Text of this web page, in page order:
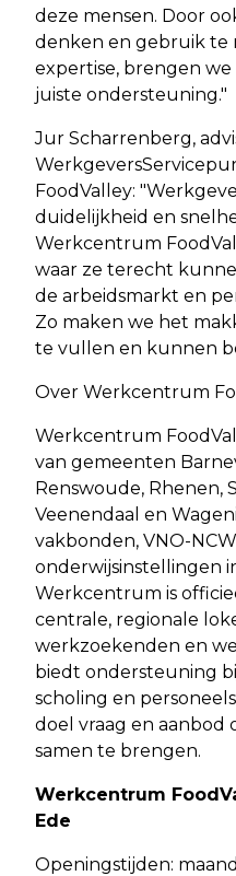
deze mensen. Door
denken en gebruik te
expertise, brengen
juiste ondersteuning."
Jur Scharrenberg,
FoodValley:
duidelijkheid en
Werkcentrum
waar ze terecht
de arbeidsmarkt en
Zo maken we het
te vullen en kunnen
Over Werkcentrum
Werkcentrum
van gemeenten
Renswoude, Rhenen,
Veenendaal en
vakbonden, VNO-
onderwijsinstellingen
Werkcentrum is
centrale, regionale
werkzoekenden en
biedt ondersteuning
scholing en
doel vraag en aanbod
samen te brengen.
Werkcentrum
Ede
Openingstijden: